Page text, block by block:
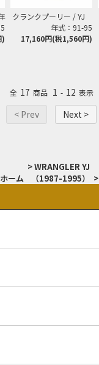
)
クランクプーリー / YJ
年式：91-95
17,160円(税1,560円)
全 17 商品 1 - 12 表示
< Prev Next >
ホーム
>WRANGLER YJ
（1987-1995）
>